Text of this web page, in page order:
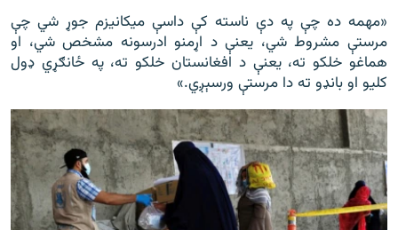
«مهمه ده چې په دې ناسته کې داسې میکانیزم جوړ شي چې
مرستې مشروط شي، یعنې د اړمنو ادرسونه مشخص شي، او
هماغو خلکو ته، یعنې د افغانستان خلکو ته، په ځانګړي ډول
کلیو او بانډو ته دا مرستې ورسېږي.»